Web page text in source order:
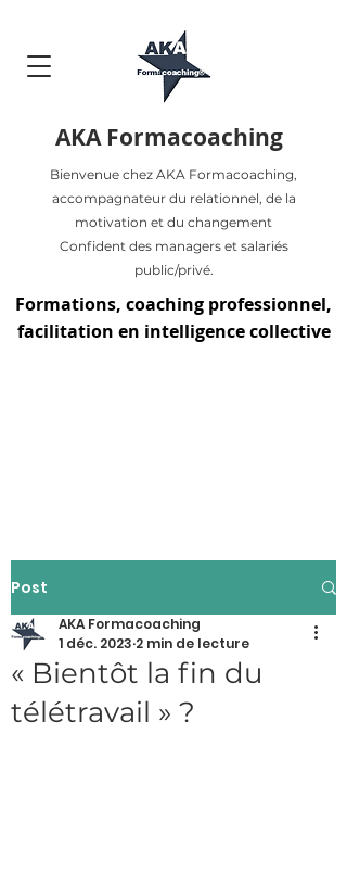
Bienvenue chez AKA Formacoaching,
accompagnateur du relationnel, de la
motivation et du changement
Confident des managers et salariés
public/privé.
AKA Formacoaching
Formations, coaching professionnel,
facilitation en intelligence collective
Post
« Bientôt la fin du
télétravail » ?
AKA Formacoaching
1 déc. 2023 2 min de lecture